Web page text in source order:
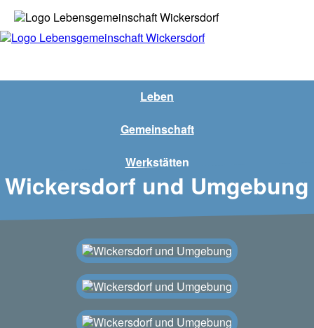
Leben
Gemeinschaft
Werkstätten
Wickersdorf und Umgebung